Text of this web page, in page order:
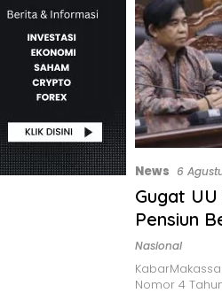
News 6
Gugat
Pensiun
Nasional
Nomor 4